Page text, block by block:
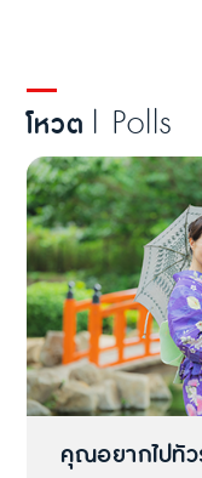
โหวต | Polls
คุณอยากไปทั